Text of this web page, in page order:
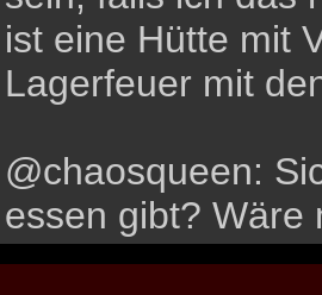
ist eine Hütte mit
Lagerfeuer mit
@chaosqueen:
essen gibt? Wäre